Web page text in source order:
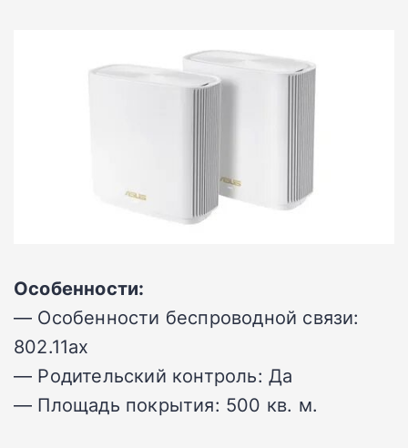
Особенности:
— Особенности беспроводной связи:
802.11ax
— Родительский контроль: Да
— Площадь покрытия: 500 кв. м.